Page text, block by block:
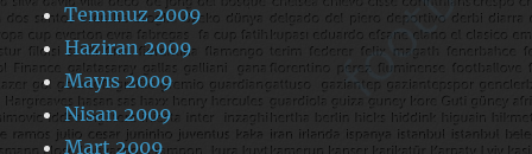
Temmuz 2009
Haziran 2009
Mayıs 2009
Nisan 2009
Mart 2009